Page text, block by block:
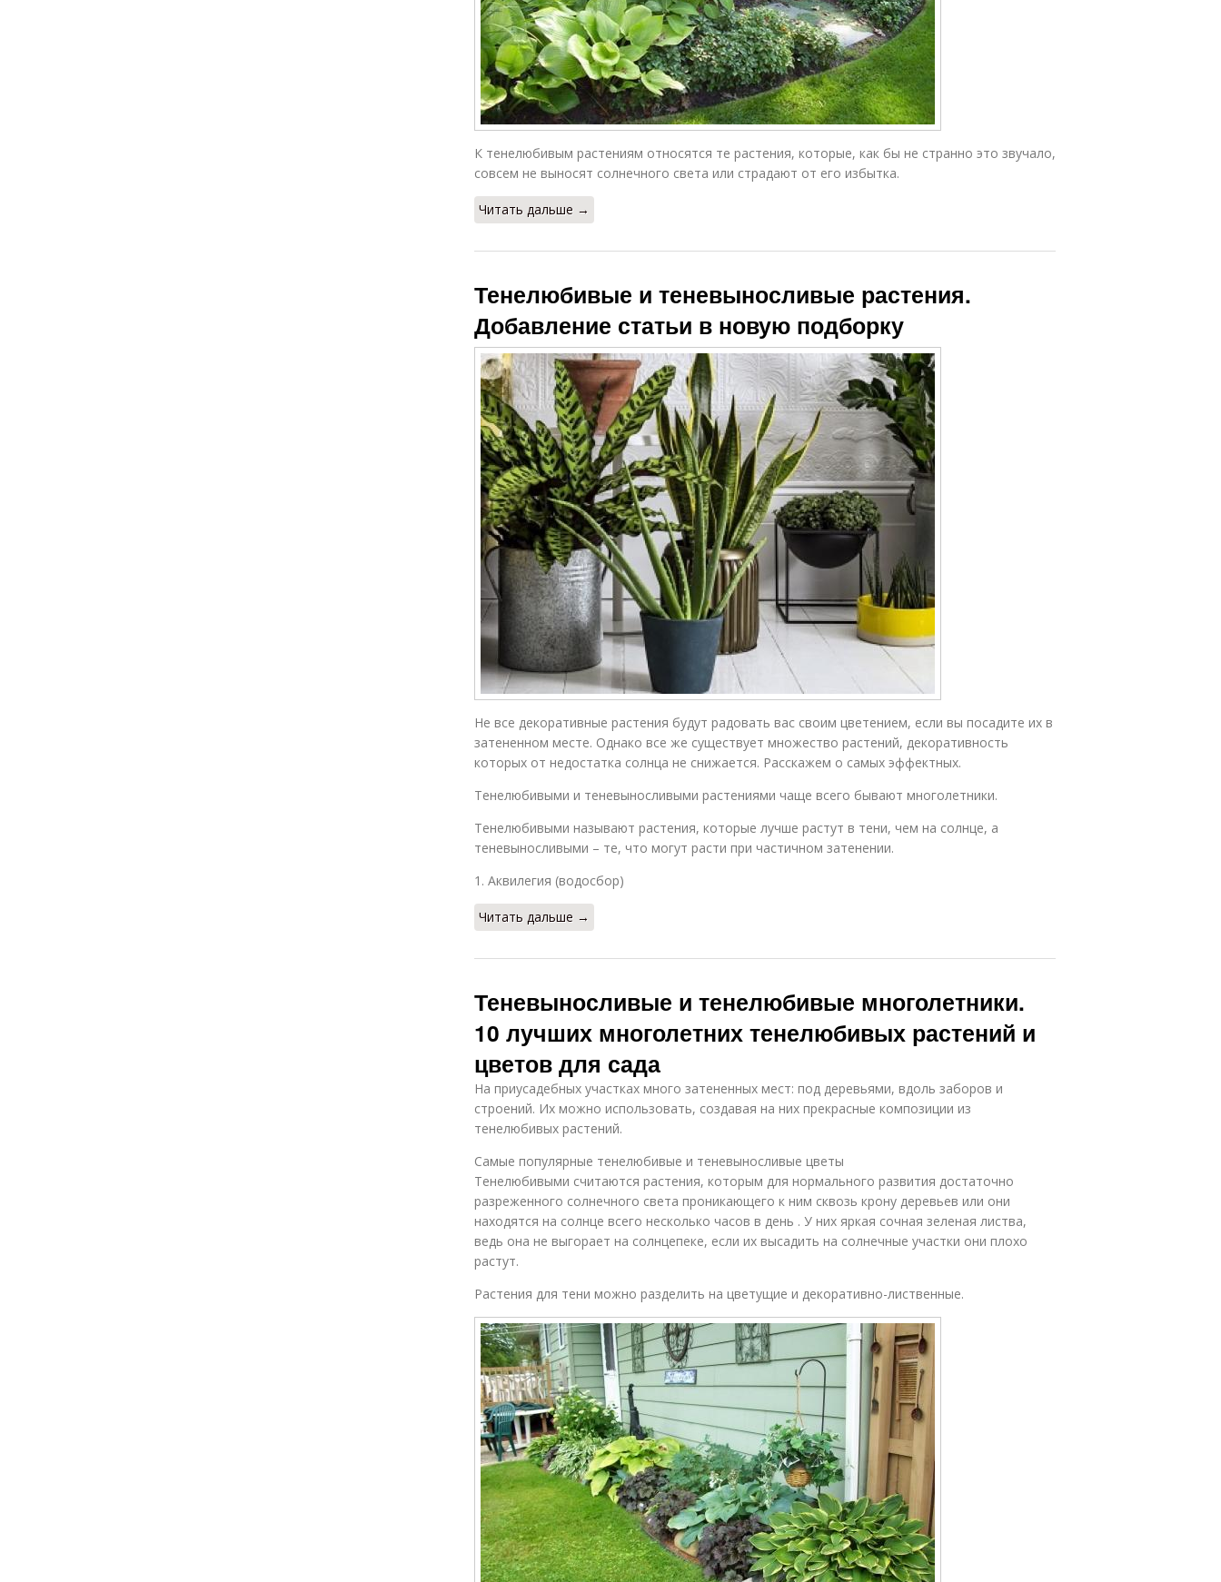
К тенелюбивым растениям относятся те растения, которые, как бы не странно это звучало,
совсем не выносят солнечного света или страдают от его избытка.
Читать дальше →
Тенелюбивые и теневыносливые растения.
Добавление статьи в новую подборку
Не все декоративные растения будут радовать вас своим цветением, если вы посадите их в
затененном месте. Однако все же существует множество растений, декоративность
которых от недостатка солнца не снижается. Расскажем о самых эффектных.
Тенелюбивыми и теневыносливыми растениями чаще всего бывают многолетники.
Тенелюбивыми называют растения, которые лучше растут в тени, чем на солнце, а
теневыносливыми – те, что могут расти при частичном затенении.
1. Аквилегия (водосбор)
Читать дальше →
Теневыносливые и тенелюбивые многолетники.
10 лучших многолетних тенелюбивых растений и
цветов для сада
На приусадебных участках много затененных мест: под деревьями, вдоль заборов и
строений. Их можно использовать, создавая на них прекрасные композиции из
тенелюбивых растений.
Самые популярные тенелюбивые и теневыносливые цветы
Тенелюбивыми считаются растения, которым для нормального развития достаточно
разреженного солнечного света проникающего к ним сквозь крону деревьев или они
находятся на солнце всего несколько часов в день . У них яркая сочная зеленая листва,
ведь она не выгорает на солнцепеке, если их высадить на солнечные участки они плохо
растут.
Растения для тени можно разделить на цветущие и декоративно-лиственные.